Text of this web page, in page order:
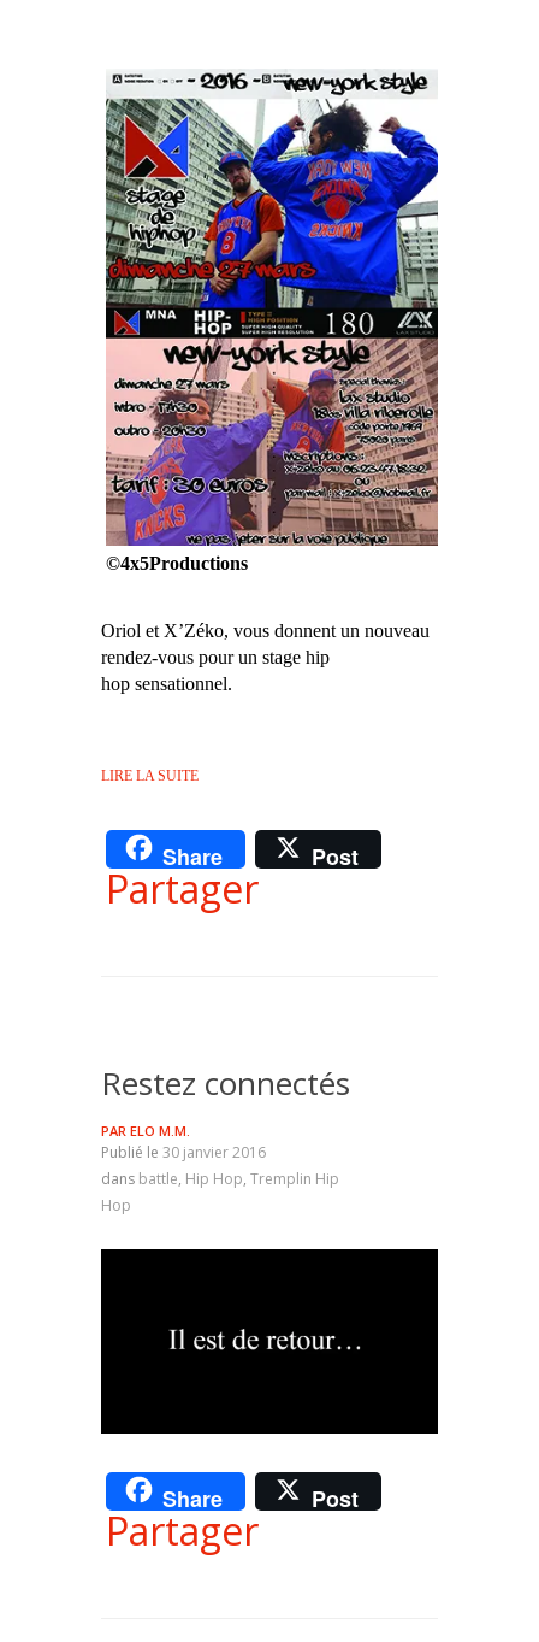
©4x5Productions
Oriol et X’Zéko, vous donnent un nouveau
rendez-vous pour un stage hip
hop sensationnel.
LIRE LA SUITE
Share Post
Partager
Restez connectés
PAR ELO M.M.
Publié le 30 janvier 2016
dans battle, Hip Hop, Tremplin Hip
Hop
Share Post
Partager